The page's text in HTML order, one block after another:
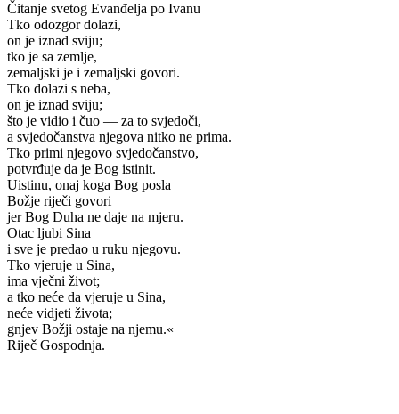
Čitanje svetog Evanđelja po Ivanu
Tko odozgor dolazi,
on je iznad sviju;
tko je sa zemlje,
zemaljski je i zemaljski govori.
Tko dolazi s neba,
on je iznad sviju;
što je vidio i čuo — za to svjedoči,
a svjedočanstva njegova nitko ne prima.
Tko primi njegovo svjedočanstvo,
potvrđuje da je Bog istinit.
Uistinu, onaj koga Bog posla
Božje riječi govori
jer Bog Duha ne daje na mjeru.
Otac ljubi Sina
i sve je predao u ruku njegovu.
Tko vjeruje u Sina,
ima vječni život;
a tko neće da vjeruje u Sina,
neće vidjeti života;
gnjev Božji ostaje na njemu.«
Riječ Gospodnja.